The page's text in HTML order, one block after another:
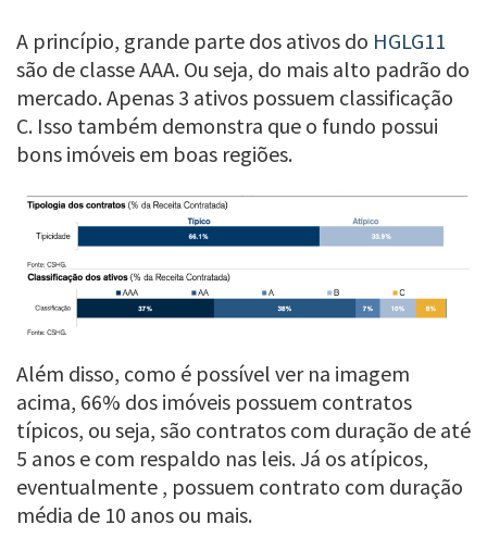
A princípio, grande parte dos ativos do HGLG11
são de classe AAA. Ou seja, do mais alto padrão do
mercado. Apenas 3 ativos possuem classificação
C. Isso também demonstra que o fundo possui
bons imóveis em boas regiões.
Além disso, como é possível ver na imagem
acima, 66% dos imóveis possuem contratos
típicos, ou seja, são contratos com duração de até
5 anos e com respaldo nas leis. Já os atípicos,
eventualmente , possuem contrato com duração
média de 10 anos ou mais.